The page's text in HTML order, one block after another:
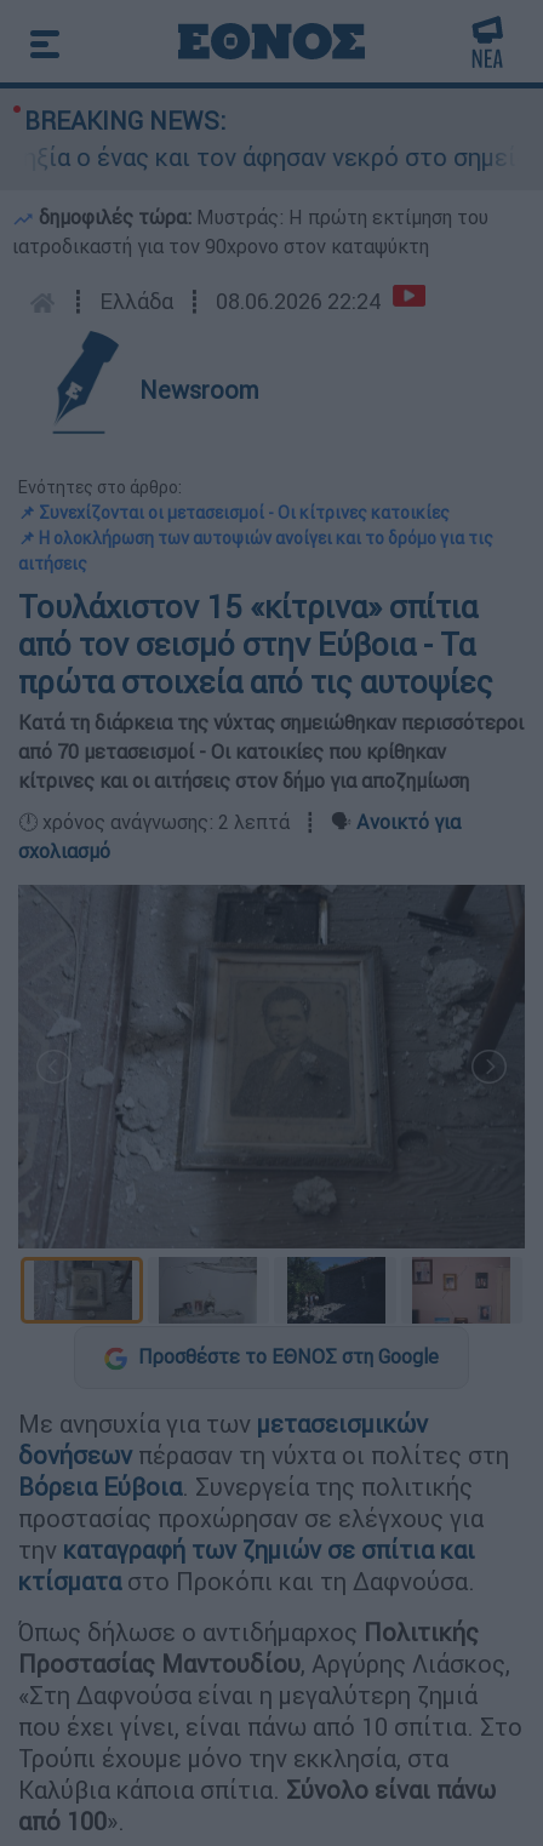
BREAKING NEWS:
ένας και τον άφησαν νεκρό στο σημείο
δημοφιλές τώρα: Μυστράς: Η πρώτη εκτίμηση του
ιατροδικαστή για τον 90χρονο στον καταψύκτη
┋ Ελλάδα ┋ 08.06.2026 22:24
Newsroom
Ενότητες στο άρθρο:
📌 Συνεχίζονται οι μετασεισμοί - Οι κίτρινες κατοικίες
📌 Η ολοκλήρωση των αυτοψιών ανοίγει και το δρόμο για τις
αιτήσεις
Τουλάχιστον 15 «κίτρινα» σπίτια
από τον σεισμό στην Εύβοια - Τα
πρώτα στοιχεία από τις αυτοψίες
Κατά τη διάρκεια της νύχτας σημειώθηκαν περισσότεροι
από 70 μετασεισμοί - Οι κατοικίες που κρίθηκαν
κίτρινες και οι αιτήσεις στον δήμο για αποζημίωση
🕛 χρόνος ανάγνωσης: 2 λεπτά ┋ 🗣️ Ανοικτό για
σχολιασμό
Προσθέστε το ΕΘΝΟΣ στη Google
Με ανησυχία για των μετασεισμικών
δονήσεωνπέρασαν τη νύχτα οι πολίτες στη
Βόρεια Εύβοια. Συνεργεία της πολιτικής
προστασίας προχώρησαν σε ελέγχους για
την καταγραφή των ζημιών σε σπίτια και
κτίσματα στο Προκόπι και τη Δαφνούσα.
Όπως δήλωσε ο αντιδήμαρχος Πολιτικής
Προστασίας Μαντουδίου, Αργύρης Λιάσκος,
«Στη Δαφνούσα είναι η μεγαλύτερη ζημιά
που έχει γίνει, είναι πάνω από 10 σπίτια. Στο
Τρούπι έχουμε μόνο την εκκλησία, στα
Καλύβια κάποια σπίτια. Σύνολο είναι πάνω
από 100».